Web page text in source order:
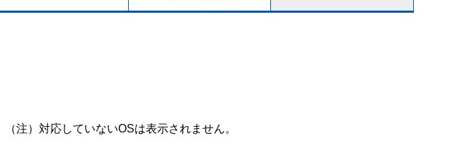
（注）対応していないOSは表示されません。